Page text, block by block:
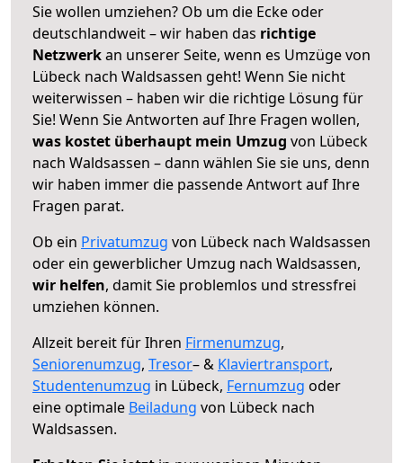
Sie wollen umziehen? Ob um die Ecke oder
deutschlandweit – wir haben das richtige
Netzwerkan unserer Seite, wenn es Umzüge von
Lübeck nach Waldsassen geht! Wenn Sie nicht
weiterwissen – haben wir die richtige Lösung für
Sie! Wenn Sie Antworten auf Ihre Fragen wollen,
was kostet überhaupt mein Umzug von Lübeck
nach Waldsassen – dann wählen Sie sie uns, denn
wir haben immer die passende Antwort auf Ihre
Fragen parat.
Ob ein Privatumzug von Lübeck nach Waldsassen
oder ein gewerblicher Umzug nach Waldsassen,
wir helfen, damit Sie problemlos und stressfrei
umziehen können.
Allzeit bereit für Ihren Firmenumzug,
Seniorenumzug, Tresor– & Klaviertransport,
Studentenumzug in Lübeck, Fernumzug oder
eine optimale Beiladung von Lübeck nach
Waldsassen.